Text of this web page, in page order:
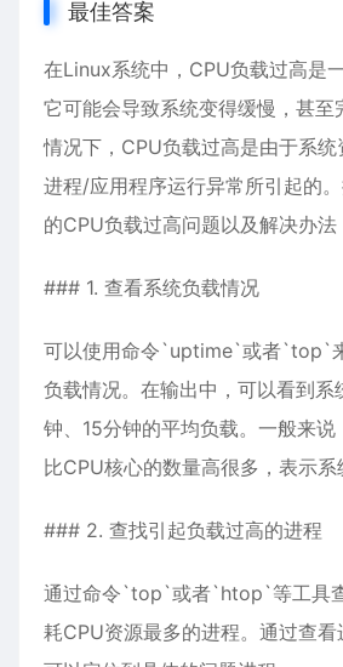
最佳答案
在Linux系统中，CPU负载过高是
它可能会导致系统变得缓慢，甚至
情况下，CPU负载过高是由于系
进程/应用程序运行异常所引起的
的CPU负载过高问题以及解决办法
### 1. 查看系统负载情况
可以使用命令`uptime`或者`top`
负载情况。在输出中，可以看到系
钟、15分钟的平均负载。一般来说
比CPU核心的数量高很多，表示系
### 2. 查找引起负载过高的进程
通过命令`top`或者`htop`等工具
耗CPU资源最多的进程。通过查看